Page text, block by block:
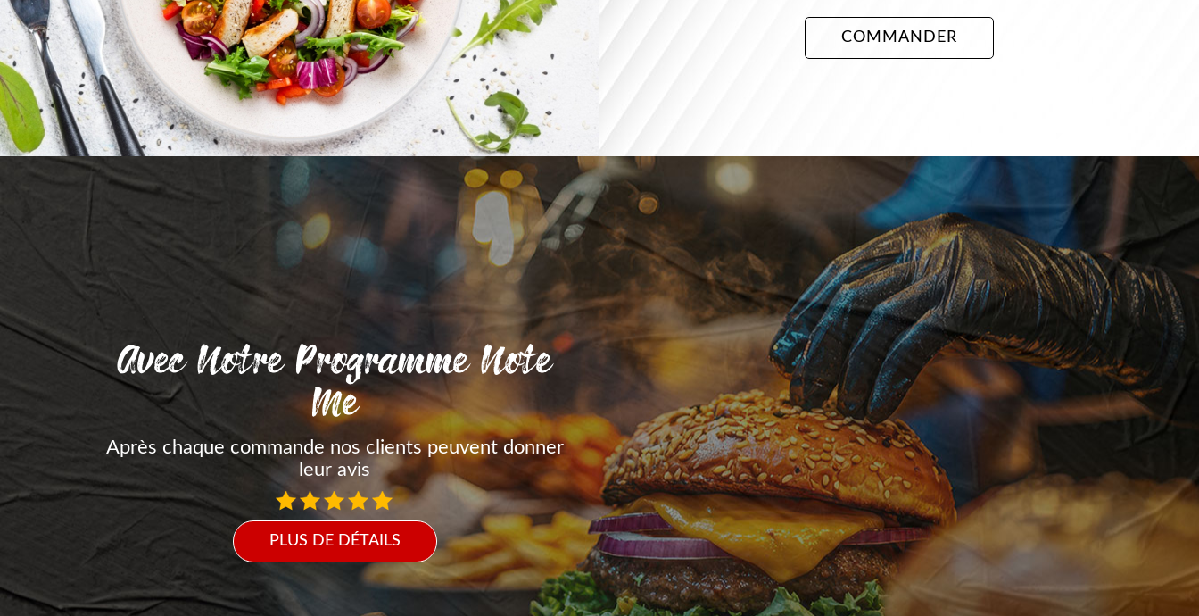
COMMANDER
Avec Notre Programme Note
Me
Après chaque commande nos clients peuvent donner
leur avis
PLUS DE DÉTAILS